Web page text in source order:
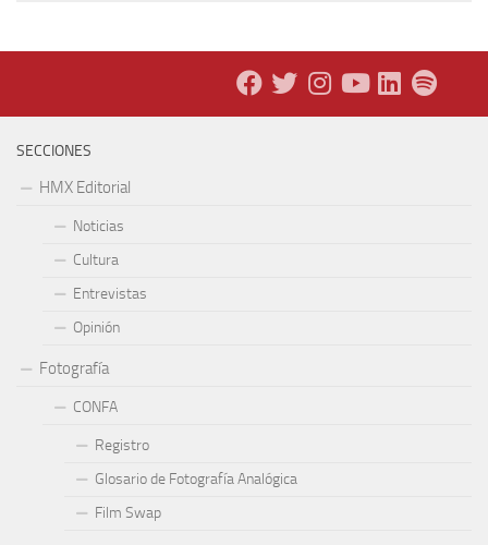
SECCIONES
HMX Editorial
Noticias
Cultura
Entrevistas
Opinión
Fotografía
CONFA
Registro
Glosario de Fotografía Analógica
Film Swap